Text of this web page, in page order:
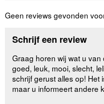
Geen reviews gevonden
Schrijf een review
Graag horen wij wat u
goed, leuk, mooi, slecht,
schrijf gerust alles op! Het
maar u informeert andere